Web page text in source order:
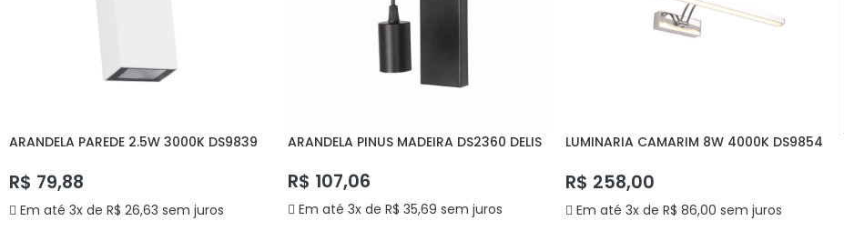
ARANDELA PAREDE 2.5W 3000K DS9839
R$ 79,88
Em até 3x de R$ 26,63 sem juros
ARANDELA PINUS MADEIRA DS2360 DELIS
R$ 107,06
Em até 3x de R$ 35,69 sem juros
LUMINARIA CAMARIM 8W 4000K DS9854
R$ 258,00
Em até 3x de R$ 86,00 sem juros